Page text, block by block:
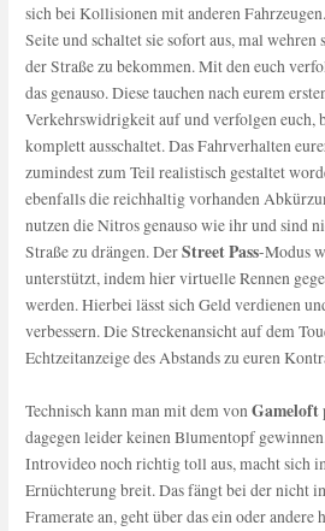
sich bei Kollisionen mit anderen
Seite und schaltet sie sofort aus, mal
der Straße zu bekommen. Mit den euch
das genauso. Diese tauchen nach eurem
Verkehrswidrigkeit auf und verfolgen euch,
komplett ausschaltet. Das Fahrverhalten
zumindest zum Teil realistisch gestaltet
ebenfalls die reichhaltig vorhanden
nutzen die Nitros genauso wie ihr und sind
Straße zu drängen. DerStreet Pass-Modus
unterstützt, indem hier virtuelle Rennen
werden. Hierbei lässt sich Geld verdienen
verbessern. Die Streckenansicht auf dem
Echtzeitanzeige des Abstands zu euren
Technisch kann man mit dem vonGameloft
dagegen leider keinen Blumentopf
Introvideo noch richtig toll aus, macht sich
Ernüchterung breit. Das fängt bei der nicht
Framerate an, geht über das ein oder andere